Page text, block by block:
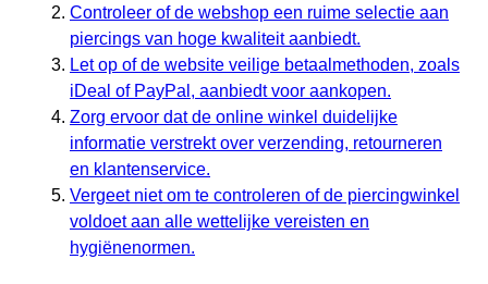
Controleer of de webshop een ruime selectie aan
piercings van hoge kwaliteit aanbiedt.
Let op of de website veilige betaalmethoden, zoals
iDeal of PayPal, aanbiedt voor aankopen.
Zorg ervoor dat de online winkel duidelijke
informatie verstrekt over verzending, retourneren
en klantenservice.
Vergeet niet om te controleren of de piercingwinkel
voldoet aan alle wettelijke vereisten en
hygiënenormen.